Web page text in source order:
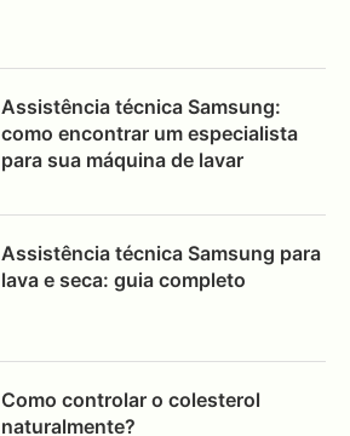
Assistência técnica Samsung:
como encontrar um especialista
para sua máquina de lavar
Assistência técnica Samsung para
lava e seca: guia completo
Como controlar o colesterol
naturalmente?